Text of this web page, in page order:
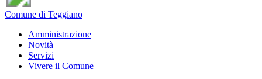
Comune di Teggiano
Amministrazione
Novità
Servizi
Vivere il Comune